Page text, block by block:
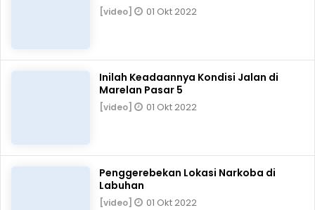
[video] 01 Okt 2022
Inilah Keadaannya Kondisi Jalan di
Marelan Pasar 5
[video] 01 Okt 2022
Penggerebekan Lokasi Narkoba di
Labuhan
[video] 01 Okt 2022